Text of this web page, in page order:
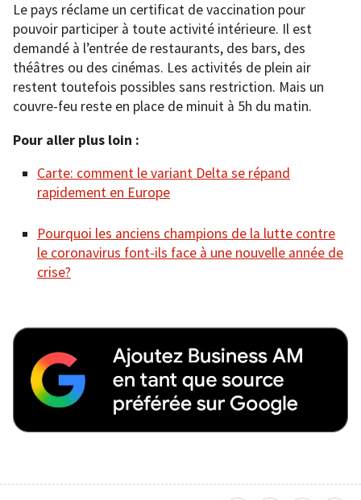
Le pays réclame un certificat de vaccination pour
pouvoir participer à toute activité intérieure. Il est
demandé à l’entrée de restaurants, des bars, des
théâtres ou des cinémas. Les activités de plein air
restent toutefois possibles sans restriction. Mais un
couvre-feu reste en place de minuit à 5h du matin.
Pour aller plus loin :
Carte: comment le variant Delta se répand
rapidement en Europe
Pourquoi les anciens champions de la lutte contre
le coronavirus font-ils face à une nouvelle année de
crise?